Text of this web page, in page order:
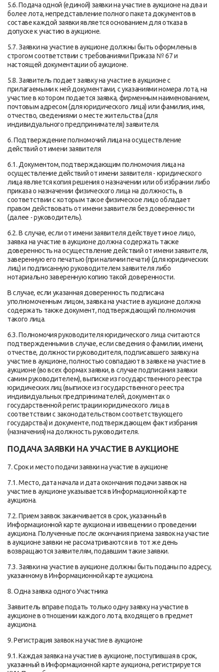
5.6. Подача одной (единой) заявки на участие в аукционе на два и
более лота, непредставление полного пакета документов в
составе каждой заявки является основанием для отказа в
допуске к участию в аукционе.
5.7. Заявки на участие в аукционе должны быть оформлены в
строгом соответствии с требованиями Приказа № 67 и
настоящей документации об аукционе.
5.8. Заявитель подает заявку на участие в аукционе с
прилагаемыми к ней документами, с указаниями номера лота, на
участие в котором подается заявка, фирменным наименованием,
почтовым адресом (для юридического лица) или фамилия, имя,
отчество, сведениями о месте жительства (для
индивидуального предпринимателя) заявителя.
6. Подтверждение полномочий лица на осуществление
действий от имени заявителя
6.1. Документом, подтверждающим полномочия лица на
осуществление действий от имени заявителя - юридического
лица является копия решения о назначении или об избрании либо
приказа о назначении физического лица на должность, в
соответствии с которым такое физическое лицо обладает
правом действовать от имени заявителя без доверенности
(далее - руководитель).
6.2. В случае, если от имени заявителя действует иное лицо,
заявка на участие в аукционе должна содержать также
доверенность на осуществление действий от имени заявителя,
заверенную его печатью (при наличии печати) (для юридических
лиц) и подписанную руководителем заявителя либо
нотариально заверенную копию такой доверенности.
В случае, если указанная доверенность подписана
уполномоченным лицом, заявка на участие в аукционе должна
содержать также документ, подтверждающий полномочия
такого лица.
6.3. Полномочия руководителя юридического лица считаются
подтвержденными в случае, если сведения о фамилии, имени,
отчестве, должности руководителя, подписавшего заявку на
участие в аукционе, полностью совпадают в заявке на участие в
аукционе (во всех формах заявки, в случае подписания заявки
самим руководителем), выписке из государственного реестра
юридических лиц (выписке из государственного реестра
индивидуальных предпринимателей, документах о
государственной регистрации юридического лица в
соответствии с законодательством соответствующего
государства) и документе, подтверждающем факт избрания
(назначения) на должность руководителя.
ПОДАЧА ЗАЯВКИ НА УЧАСТИЕ В АУКЦИОНЕ
7. Срок и место подачи заявки на участие в аукционе
7.1. Место, дата начала и дата окончания подачи заявок на
участие в аукционе указывается в Информационной карте
аукциона.
7.2. Прием заявок заканчивается в срок, указанный в
Информационной карте аукциона и извещении о проведении
аукциона. Полученные после окончания приема заявок на участие
в аукционе заявки не рассматриваются и в тот же день
возвращаются заявителям, подавшим такие заявки.
7.3. Заявки на участие в аукционе должны быть поданы по адресу,
указанному в Информационной карте аукциона.
8. Одна заявка одного Участника
Заявитель вправе подать только одну заявку на участие в
аукционе в отношении каждого лота, входящего в предмет
аукциона.
9. Регистрация заявок на участие в аукционе
9.1. Каждая заявка на участие в аукционе, поступившая в срок,
указанный в Информационной карте аукциона, регистрируется